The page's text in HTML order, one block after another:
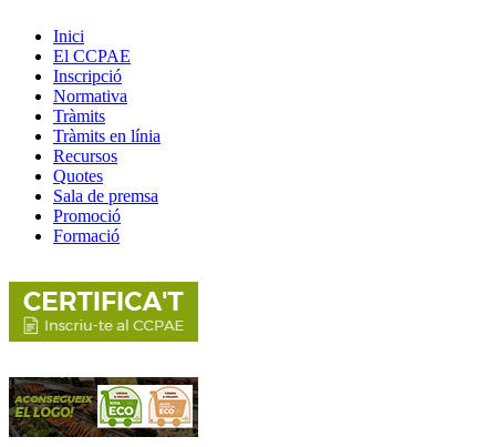
Inici
El CCPAE
Inscripció
Normativa
Tràmits
Tràmits en línia
Recursos
Quotes
Sala de premsa
Promoció
Formació